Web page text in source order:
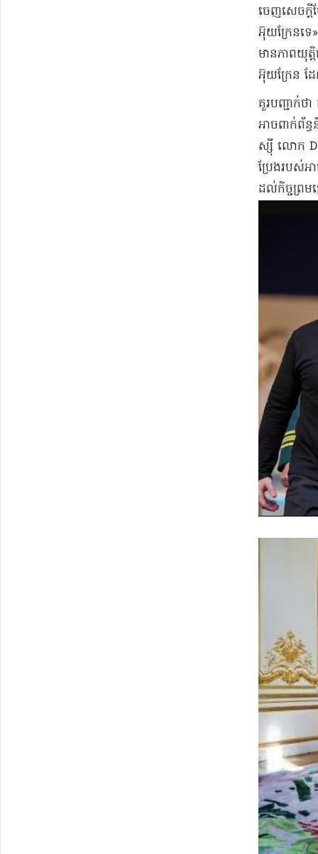
ចេញ​សេចក្តី
អ៊ុយ​ក្រែ​ន​ទេ​
មាន​ភាពយុ
អ៊ុយ​ក្រែ​ន ដ
គួរ​បញ្ជាក់ថ
អាចពាក់ព័ន្
ស្ស៉ី លោក
ប្រែង​របស់​
ដល់​កិច្ចព្រ